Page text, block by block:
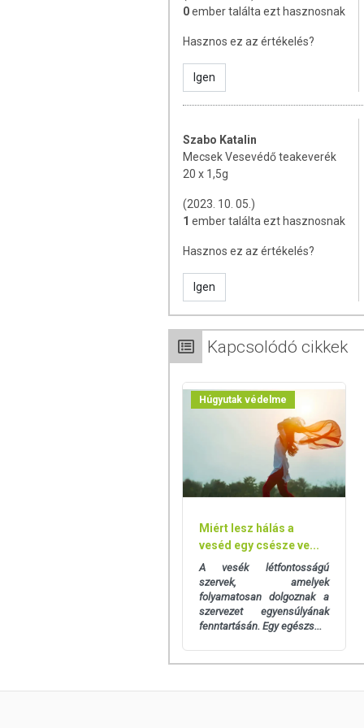
Az oldalunkon található információkat
tényleges értékek eltérhetnek az
információkat a termékek csomagolásán
0ember találta ezt hasznosnak
Hasznos ez az értékelés?
Igen
Szabo Katalin
Mecsek Vesevédő teakeverék
20 x 1,5g
(2023. 10. 05.)
1 ember találta ezt hasznosnak
Hasznos ez az értékelés?
Igen
Kapcsolódó cikkek
Húgyutak védelme
Miért lesz hálás a
veséd egy csésze ve...
A vesék létfontosságú
szervek, amelyek
folyamatosan dolgoznak a
szervezet egyensúlyának
fenntartásán. Egy egészs...